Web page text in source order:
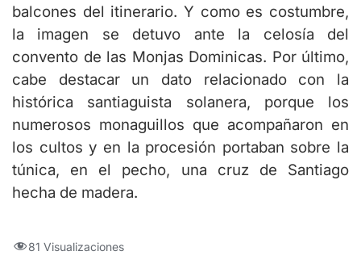
balcones del itinerario. Y como es costumbre,
la imagen se detuvo ante la celosía del
convento de las Monjas Dominicas. Por último,
cabe destacar un dato relacionado con la
histórica santiaguista solanera, porque los
numerosos monaguillos que acompañaron en
los cultos y en la procesión portaban sobre la
túnica, en el pecho, una cruz de Santiago
hecha de madera.
81 Visualizaciones